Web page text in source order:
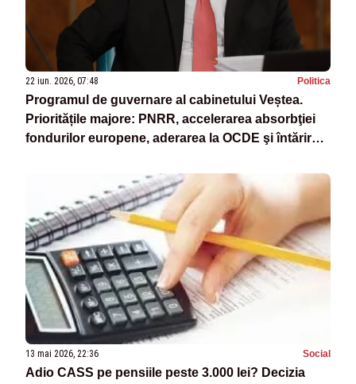
22 iun. 2026, 07:48 Politica
Programul de guvernare al cabinetului Veștea.
Prioritățile majore: PNRR, accelerarea absorbţiei
fondurilor europene, aderarea la OCDE şi întărirea
13 mai 2026, 22:36 Social
Adio CASS pe pensiile peste 3.000 lei? Decizia